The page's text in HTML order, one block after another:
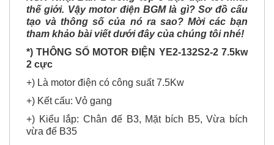
tạo và thông số của nó ra sao? Mời các bạn
tham khảo bài viết dưới đây của chúng tôi nhé!
*) THÔNG SỐ MOTOR ĐIỆN YE2-132S2-2 7.5kw
2 cực
+) Là motor điện có công suất 7.5Kw
+) Kết cấu: Vỏ gang
+) Kiểu lắp: Chân đế B3, Mặt bích B5, Vừa bích
vừa đế B35
+)Điện áp: 3 pha 380V/660V